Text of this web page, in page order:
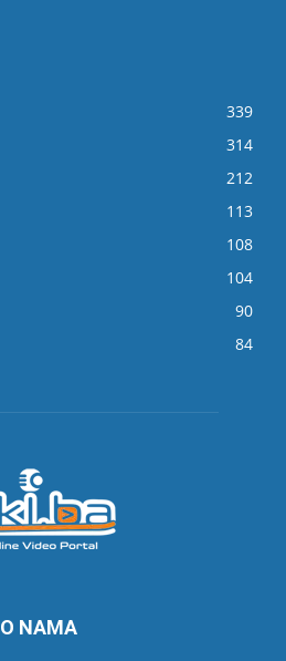
339
314
212
113
108
104
90
84
O NAMA